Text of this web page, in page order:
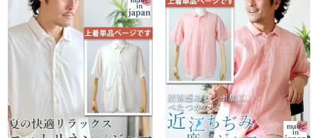
売れ筋ランキング
- Item Ranking -
新着商品
- New Arrival -